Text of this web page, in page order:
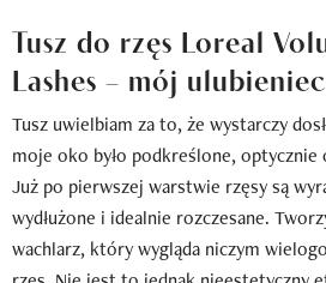
Tusz do rzęs Loreal
Lashes – mój ulubieniec
Tusz uwielbiam za to, że wystarczy
moje oko było podkreślone,
Już po pierwszej warstwie rzęsy są
wydłużone i idealnie rozczesane.
wachlarz, który wygląda niczym